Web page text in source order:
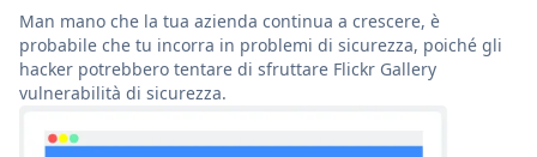
Man mano che la tua azienda continua a crescere, è
probabile che tu incorra in problemi di sicurezza, poiché gli
hacker potrebbero tentare di sfruttare Flickr Gallery
vulnerabilità di sicurezza.